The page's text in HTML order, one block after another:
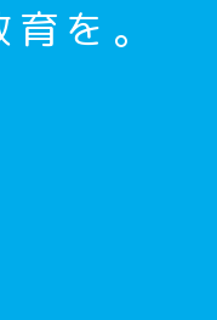
を。